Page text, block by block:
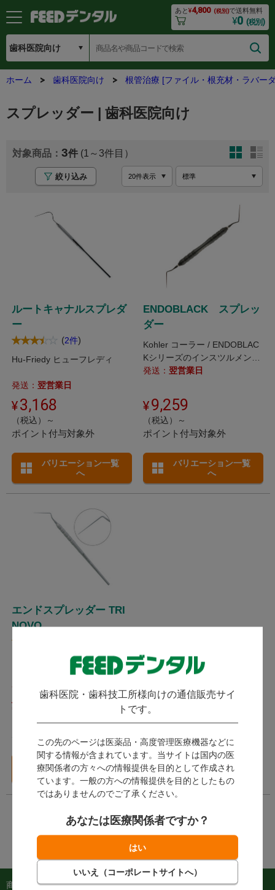
歯科医院・歯科技工所様向けの通信販売サイ
トです。
この先のページは医薬品・高度管理医療機器などに
関する情報が含まれています。当サイトは国内の医
療関係者の方々への情報提供を目的として作成され
ています。一般の方への情報提供を目的としたもの
ではありませんのでご了承ください。
あなたは医療関係者ですか？
あと¥4,800 (税別)で送料無料
¥0 (税別)
ホーム 歯科医院向け 根管治療 [ファイル・根充材・ラバー
スプレッダー | 歯科医院向け
3 (1～3
絞り込み
ルートキャナルスプレダ
ー
(2件)
Hu-Friedy ヒューフレディ
発送： 翌営業日
3,168
（税込）～
ポイント付与対象外
バリエーション一覧
へ
ENDOBLACK スプレッ
ダー
Kohler コーラー / ENDOBLAC
Kシリーズのインスツルメント
は、DLC加工により顕微鏡下で
発送： 翌営業日
9,259
（税込）～
ポイント付与対象外
バリエーション一覧
へ
エンドスプレッダー TRI
NOVO
Kohler コーラー
発送：
（税込）～
バリエーション一覧
へ
商品を探す：